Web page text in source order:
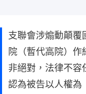
支聯會涉煽動顛覆
院（暫代高院）
非絕對，法律不容
認為被告以人權為